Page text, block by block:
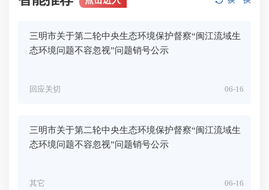
三明市关于第二轮中央生态环境保护督察“闽江流域生
态环境问题不容忽视”问题销号公示
06-16
回应关切
三明市关于第二轮中央生态环境保护督察“闽江流域生
态环境问题不容忽视”问题销号公示
06-16
其它